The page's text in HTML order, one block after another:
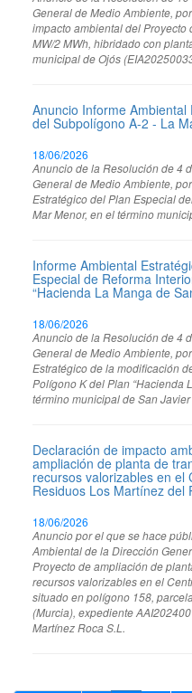
General de Medio Ambiente,
impacto ambiental del
MW/2 MWh, hibridado con
municipal de Ojós
Anuncio Informe
del Subpolígono A-2 - La
18/06/2026
Anuncio de la Resolución de 4
General de Medio Ambiente,
Estratégico del Plan Especial
Mar Menor, en el término
Informe Ambiental
Especial de Reforma
“Hacienda La Manga de
18/06/2026
Anuncio de la Resolución de 4
General de Medio Ambiente,
Estratégico de la modificación
Polígono K del Plan “Hacienda
término municipal de San
Declaración de impacto
ampliación de planta de
recursos valorizables en el
Residuos Los Martínez del
18/06/2026
Anuncio por el que se hace
Ambiental de la Dirección
Proyecto de ampliación de
recursos valorizables en el
situado en polígono 158,
(Murcia), expediente
Martínez Roca S.L.